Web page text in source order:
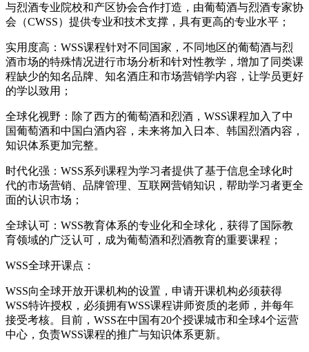
与烈酒专业院校和产区协会合作打造，由葡萄酒与烈酒专家协
会（CWSS）提供专业和技术支撑，具有更高的专业水平；
实用度高：WSS课程针对不同国家，不同地区的葡萄酒与烈
酒市场的特殊情况进行市场分析和针对性教学，增加了同类课
程缺少的知名品牌、知名酒庄和市场营销学内容，让学员更好
的学以致用；
全球化视野：除了西方的葡萄酒和烈酒，WSS课程加入了中
国葡萄酒和中国白酒内容，未来将加入日本、韩国烈酒内容，
知识体系更加完整。
时代化强：WSS系列课程为学习者提供了基于信息全球化时
代的市场营销、品牌管理、互联网营销知识，帮助学习者更全
面的认识市场；
全球认可：WSS教育体系的专业化和全球化，获得了国际教
育领域的广泛认可，成为葡萄酒和烈酒教育的重要课程；
WSS全球开课点：
WSS向全球开放开课机构的设置，申请开课机构必须获得
WSS特许授权，必须拥有WSS课程讲师资质的老师，并每年
接受考核。目前，WSS在中国有20个授课城市和全球4个运营
中心，负责WSS课程的推广与知识体系更新。